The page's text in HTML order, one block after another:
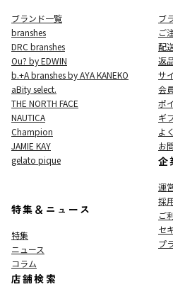
ブランド一覧
branshes
DRC branshes
Ou? by EDWIN
b.+A branshes by AYA KANEKO
aBity select.
THE NORTH FACE
NAUTICA
Champion
JAMIE KAY
gelato pique
特集＆ニュース
特集
ニュース
コラム
店舗検索
ブ
ご
配
返
サ
会
ポ
ギ
よ
お
企
運
採
ご
セ
プ